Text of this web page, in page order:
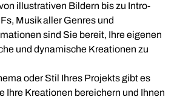
illustrativen Bildern bis zu Intro-
Musik aller Genres und
sind Sie bereit, Ihre eigenen
und dynamische Kreationen zu
oder Stil Ihres Projekts gibt es
Ihre Kreationen bereichern und Ihnen